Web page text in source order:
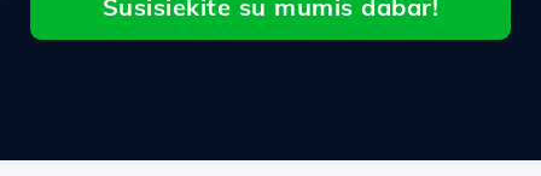
Susisiekite su mumis dabar!